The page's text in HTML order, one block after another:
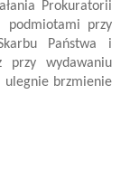
Prokuratorii
podmiotami przy
Państwa i
przy wydawaniu
ulegnie brzmienie